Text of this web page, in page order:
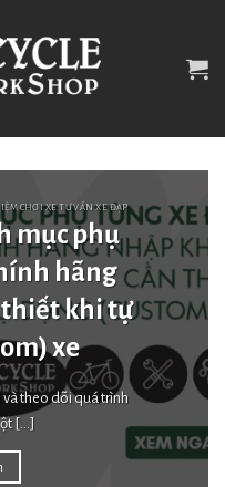
CHƠI XE TƯ VẤN XE ĐẠP
mục phụ
hãng
thiết khi tự
xe
và theo dõi quá trình
[...]